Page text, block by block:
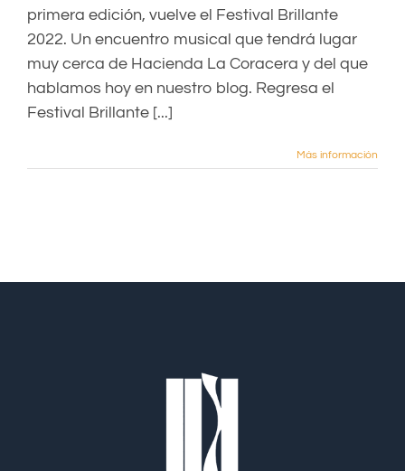
primera edición, vuelve el Festival Brillante
2022. Un encuentro musical que tendrá lugar
muy cerca de Hacienda La Coracera y del que
hablamos hoy en nuestro blog. Regresa el
Festival Brillante [...]
Más información